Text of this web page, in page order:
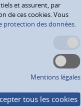
et assurent, par
de ces cookies. Vous
protection des données.
Mentions légales
tous les cookies